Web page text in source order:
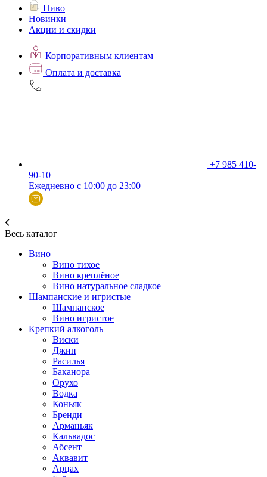
Пиво
Новинки
Акции и скидки
Корпоративным клиентам
Оплата и доставка
+7 985 410-
90-10
Ежедневно с 10:00 до 23:00
Весь каталог
Вино
Вино тихое
Вино креплёное
Вино натуральное сладкое
Шампанские и игристые
Шампанское
Вино игристое
Крепкий алкоголь
Виски
Джин
Расилья
Баканора
Орухо
Водка
Коньяк
Бренди
Арманьяк
Кальвадос
Абсент
Аквавит
Арцах